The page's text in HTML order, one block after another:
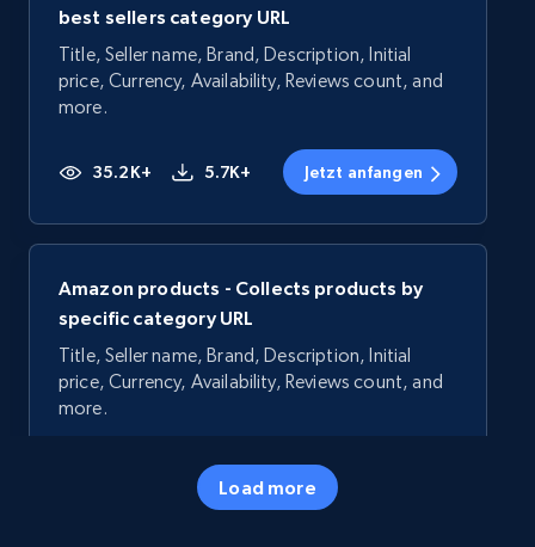
best sellers category URL
Title, Seller name, Brand, Description, Initial
price, Currency, Availability, Reviews count, and
more.
35.2K+ 5.7K+ Jetzt anfangen
Amazon products - Collects products by
specific category URL
Title, Seller name, Brand, Description, Initial
price, Currency, Availability, Reviews count, and
more.
5.7K+ Jetzt anfangen
Load more